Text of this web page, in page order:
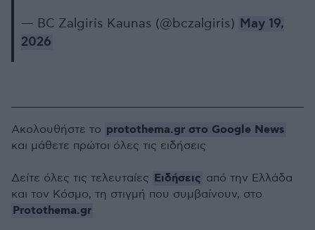
— BC Zalgiris Kaunas (@bczalgiris) May 19,
2026
Ακολουθήστε το protothema.gr στο Google News
και μάθετε πρώτοι όλες τις ειδήσεις
Δείτε όλες τις τελευταίες Ειδήσεις από την Ελλάδα
και τον Κόσμο, τη στιγμή που συμβαίνουν, στο
Protothema.gr